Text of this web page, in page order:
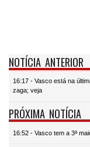
NOTÍCIA ANTERIOR
16:17 - Vasco está na
zaga; veja
PRÓXIMA NOTÍCIA
16:52 - Vasco tem a 3ª